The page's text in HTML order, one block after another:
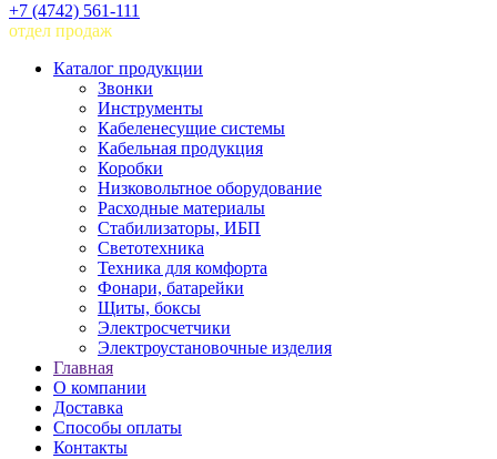
+7 (4742) 561-111
отдел продаж
Каталог продукции
Звонки
Инструменты
Кабеленесущие системы
Кабельная продукция
Коробки
Низковольтное оборудование
Расходные материалы
Стабилизаторы, ИБП
Светотехника
Техника для комфорта
Фонари, батарейки
Щиты, боксы
Электросчетчики
Электроустановочные изделия
Главная
О компании
Доставка
Способы оплаты
Контакты